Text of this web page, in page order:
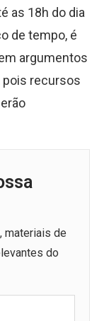
as 18h do dia
de tempo, é
argumentos
recursos
materiais de
do